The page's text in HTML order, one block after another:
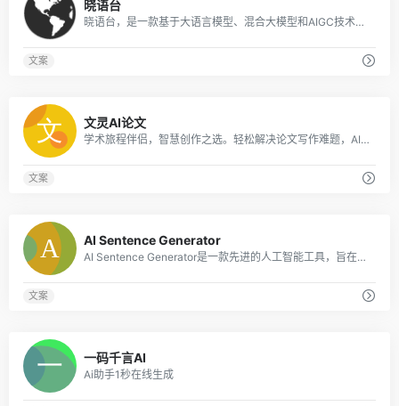
晓语台
晓语台，是一款基于大语言模型、混合大模型和AIGC技术研发的智能创作平台。创作能力主要围绕营销文本的AI创作，覆盖了行业、平台、职业等不同场景500余款创作主题
文案
文灵AI论文
学术旅程伴侣，智慧创作之选。轻松解决论文写作难题，AI论文助您一键完成，仅需一杯咖啡时间，即可轻松问鼎学术*！
文案
AI Sentence Generator
AI Sentence Generator是一款先进的人工智能工具，旨在为各种内容需求生成个性化的句子，包括但不限于博客、社交媒体帖子和专业电子邮件。
文案
一码千言AI
Ai助手1秒在线生成